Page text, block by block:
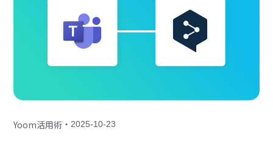
Yoom活用術 ・2025-10-23